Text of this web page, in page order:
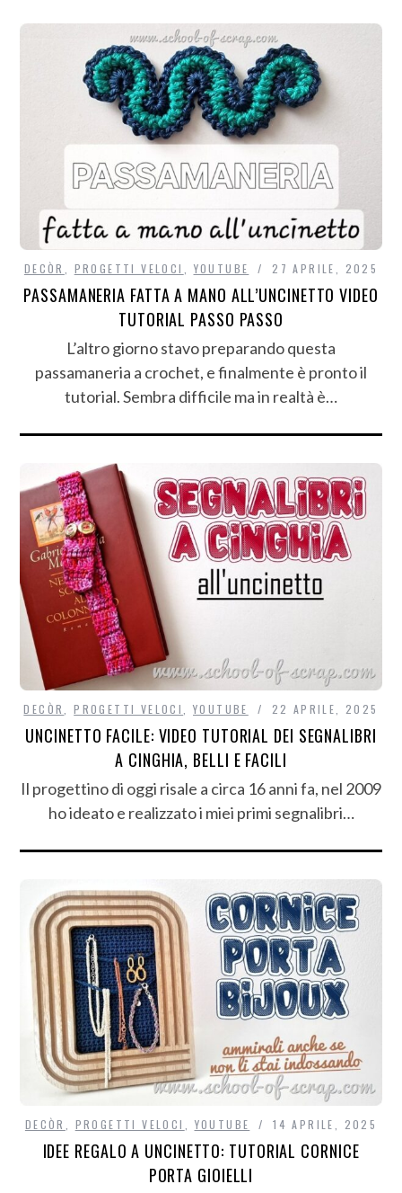
DECÒR PROGETTI VELOCI YOUTUBE 27 APRILE, 2025
PASSAMANERIA FATTA A MANO ALL’UNCINETTO VIDEO
TUTORIAL PASSO PASSO
L’altro giorno stavo preparando questa
passamaneria a crochet, e finalmente è pronto il
tutorial. Sembra difficile ma in realtà è…
DECÒR ,PROGETTI VELOCI YOUTUBE 22 APRILE, 2025
UNCINETTO FACILE: VIDEO TUTORIAL DEI SEGNALIBRI
A CINGHIA, BELLI E FACILI
Il progettino di oggi risale a circa 16 anni fa, nel 2009
ho ideato e realizzato i miei primi segnalibri…
DECÒR PROGETTI VELOCI YOUTUBE 14 APRILE, 2025
IDEE REGALO A UNCINETTO: TUTORIAL CORNICE
PORTA GIOIELLI